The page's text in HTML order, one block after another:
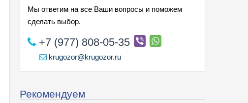
Мы ответим на все Ваши вопросы и поможем
сделать выбор.
+7 (977) 808-05-35
krugozor@krugozor.ru
Рекомендуем